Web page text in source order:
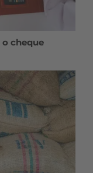
cheque